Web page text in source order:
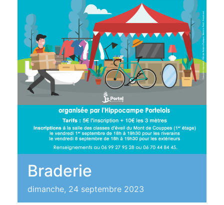
Braderie
dimanche, 24 septembre 2023